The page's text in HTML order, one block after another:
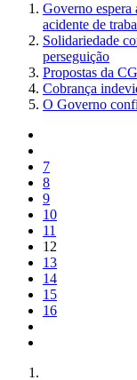
Governo espera
acidente de
Solidariedade
perseguição
Propostas da
Cobrança
O Governo
7
8
9
10
11
12
13
14
15
16